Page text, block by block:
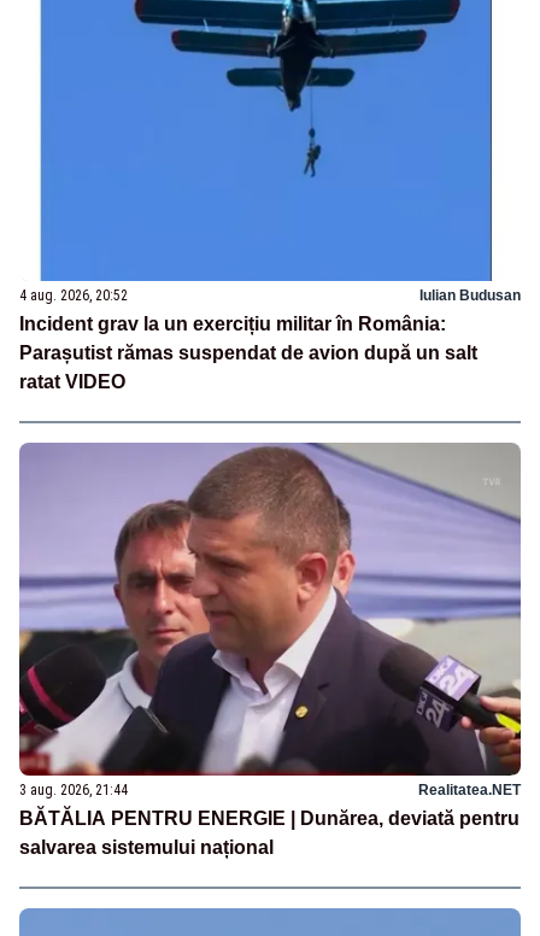
4 aug. 2026, 20:52 Iulian Budusan
Incident grav la un exercițiu militar în România:
Parașutist rămas suspendat de avion după un salt
ratat VIDEO
3 aug. 2026, 21:44 Realitatea.NET
BĂTĂLIA PENTRU ENERGIE | Dunărea, deviată pentru
salvarea sistemului național